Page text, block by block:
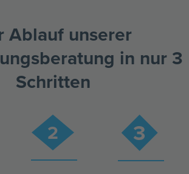
Ablauf unserer
in nur 3
Schritten
2 3